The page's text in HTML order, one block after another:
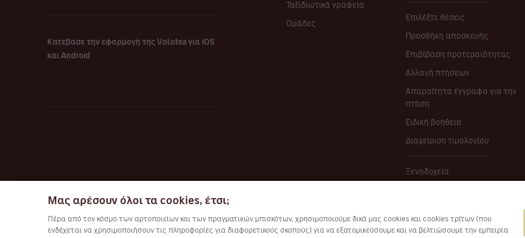
Ταξιδιωτικά γραφεία
Ομάδες
Επιλέξτε θέσεις
Προσθήκη αποσκευής
Επιβίβαση προτεραιότητας
Αλλαγή πτήσεων
Απαραίτητα έγγραφα για την
πτήση
Ειδική βοήθεια
Διαχείριση τιμολογίου
Ξενοδοχεία
Κατέβασε την εφαρμογή της Volotea για iOS
και Android
Μας αρέσουν όλοι τα cookies, έτσι;
Πέρα από τον κόσμο των αρτοποιείων και των πραγματικών μπισκότων, χρησιμοποιούμε δικά μας cookies και cookies τρίτων (που
ενδέχεται να χρησιμοποιήσουν τις πληροφορίες για διαφορετικούς σκοπούς) για να εξατομικεύσουμε και να βελτιώσουμε την εμπειρία